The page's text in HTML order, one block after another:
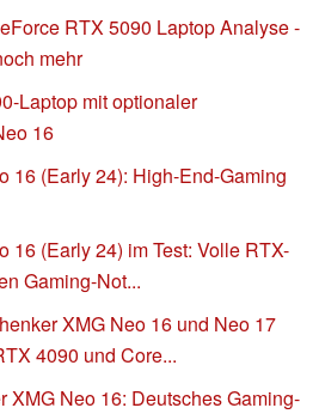
RTX 5090 Laptop Analyse -
mehr
Laptop mit optionaler
16
16 (Early 24): High-End-Gaming
16 (Early 24) im Test: Volle RTX-
Gaming-Not...
XMG Neo 16 und Neo 17
4090 und Core...
XMG Neo 16: Deutsches Gaming-